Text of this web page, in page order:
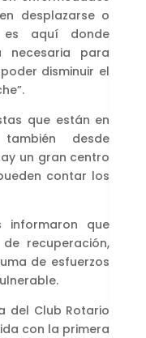
desplazarse o
es aquí donde
necesaria para
disminuir el
que están en
desde
un gran centro
contar los
informaron que
recuperación,
de esfuerzos
del Club Rotario
con la primera